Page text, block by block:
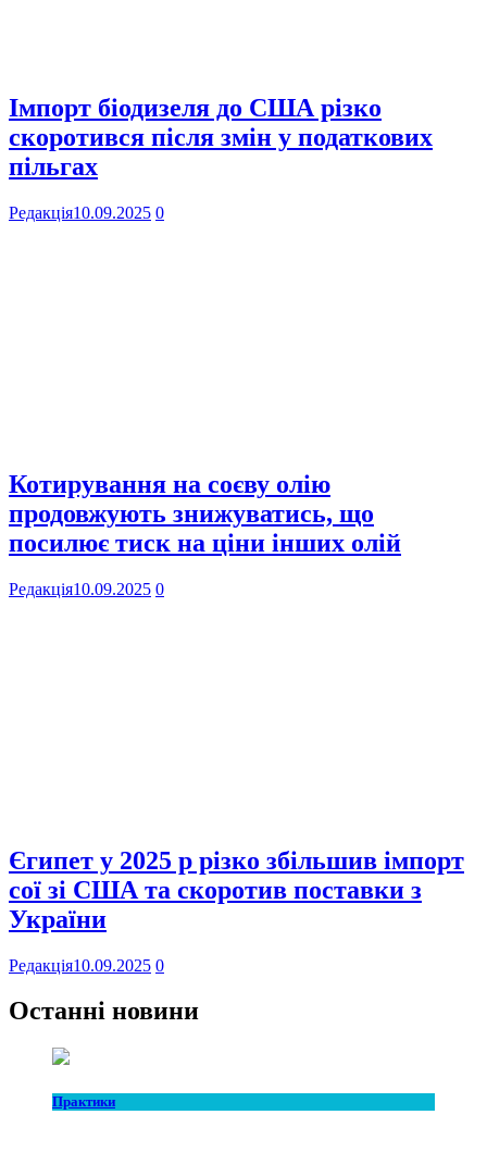
Імпорт біодизеля до США різко
скоротився після змін у податкових
пільгах
Редакція10.09.2025 0
Котирування на соєву олію
продовжують знижуватись, що
посилює тиск на ціни інших олій
Редакція10.09.2025 0
Єгипет у 2025 р різко збільшив імпорт
сої зі США та скоротив поставки з
України
Редакція10.09.2025 0
Останні новини
Практики